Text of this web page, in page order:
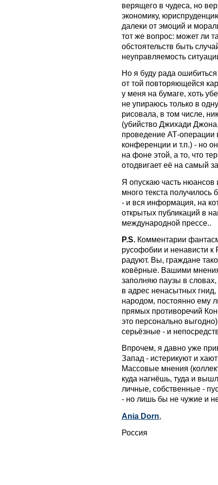
верящего в чудеса, но
экономику,
далеки от эмоций и
тот же вопрос: может ли
обстоятельств быть
неуправляемость
Но я буду рада
от той повторяющейся
у меня на бумаге, хоть
не упираюсь только в
рисовала, в том числе,
(убийство Джихади
проведение АТ-
конференции и т.п.) - но
на фоне этой, а то, что
отодвигает её на самый
Я опускаю часть нюансов
много текста
- и вся информация, на
открытых публикаций в
международной прессе..
P.S. Комментарии
русофобии и ненависти к
радуют. Вы, граждане
ковёрные. Вашими
заполняю паузы в
в адрес ненасытных
народом, постоянно ему
прямых противоречий
это персонально
серьёзные - и
Впрочем, я давно уже
Запад - истерикуют и
Массовые мнения
куда нагнёшь, туда и
личные, собственные -
- но лишь бы не чужие и
Ania Dorn
Россия